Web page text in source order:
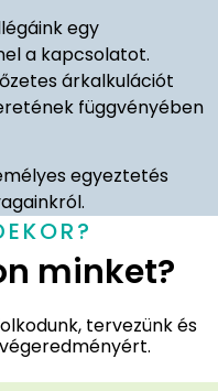
egy
a kapcsolatot.
árkalkulációt
függvényében
egyeztetés
minket?
tervezünk és